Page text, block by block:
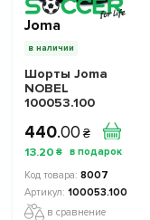
Joma
в наличии
Шорты Joma
NOBEL
100053.100
440.00 ₴
13.20 ₴
8007
100053.100
в сравнение